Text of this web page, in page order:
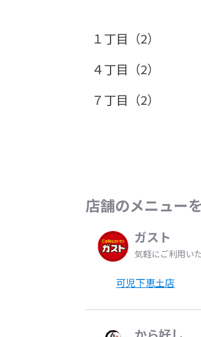
１丁目（2）
４丁目（2）
７丁目（2）
店舗のメニュー
ガスト
気軽にご利用い
可児下恵土店